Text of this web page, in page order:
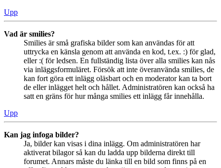
Upp
Vad är smilies?
Smilies är små grafiska bilder som kan användas för att
uttrycka en känsla genom att använda en kod, t.ex. :) för glad,
eller :( för ledsen. En fullständig lista över alla smilies kan nås
via inläggsformuläret. Försök att inte överanvända smilies, de
kan fort göra ett inlägg oläsbart och en moderator kan ta bort
de eller inlägget helt och hållet. Administratören kan också ha
satt en gräns för hur många smilies ett inlägg får innehålla.
Upp
Kan jag infoga bilder?
Ja, bilder kan visas i dina inlägg. Om administratören har
aktiverat bilagor så kan du ladda upp bilderna direkt till
forumet. Annars måste du länka till en bild som finns på en